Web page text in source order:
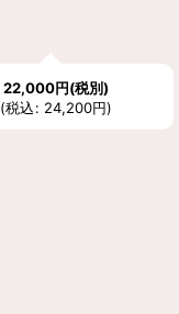
22,000円(税別)
(税込: 24,200円)